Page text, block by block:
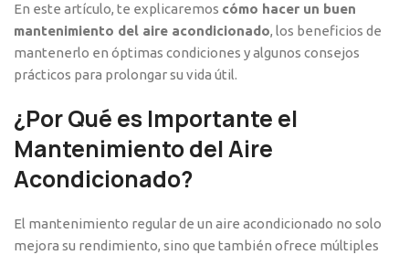
En este artículo, te explicaremos cómo hacer un buen
mantenimiento del aire acondicionado, los beneficios de
mantenerlo en óptimas condiciones y algunos consejos
prácticos para prolongar su vida útil.
¿Por Qué es Importante el
Mantenimiento del Aire
Acondicionado?
El mantenimiento regular de un aire acondicionado no solo
mejora su rendimiento, sino que también ofrece múltiples